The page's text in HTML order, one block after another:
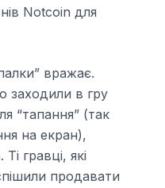
Notcoin для
вражає.
заходили в гру
“тапання” (так
на екран),
гравці, які
продавати